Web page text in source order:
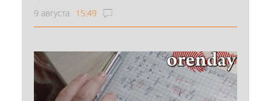
9 августа 15:49